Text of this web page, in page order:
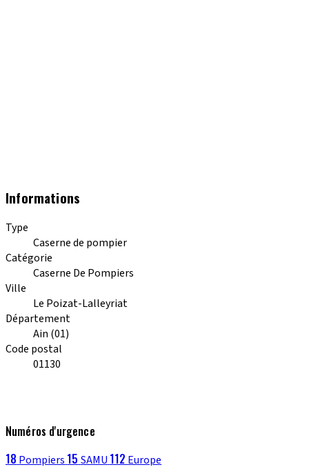
Informations
Type
Caserne de pompier
Catégorie
Caserne De Pompiers
Ville
Le Poizat-Lalleyriat
Département
Ain (01)
Code postal
01130
Numéros d'urgence
18 Pompiers 15 SAMU 112 Europe